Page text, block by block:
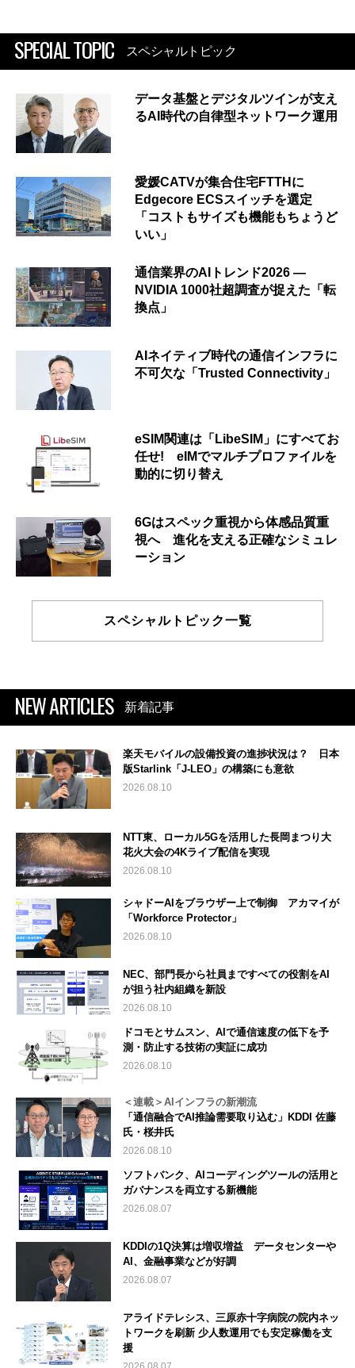
SPECIAL TOPIC スペシャルトピック
データ基盤とデジタルツインが支え
るAI時代の自律型ネットワーク運用
愛媛CATVが集合住宅FTTHに
Edgecore ECSスイッチを選定
「コストもサイズも機能もちょうど
いい」
通信業界のAIトレンド2026 ―
NVIDIA 1000社超調査が捉えた「転
換点」
AIネイティブ時代の通信インフラに
不可欠な「Trusted Connectivity」
eSIM関連は「LibeSIM」にすべてお
任せ! eIMでマルチプロファイルを
動的に切り替え
6Gはスペック重視から体感品質重
視へ 進化を支える正確なシミュレ
ーション
スペシャルトピック一覧
NEW ARTICLES 新着記事
楽天モバイルの設備投資の進捗状況は？ 日本
版Starlink「J-LEO」の構築にも意欲
2026.08.10
NTT東、ローカル5Gを活用した長岡まつり大
花火大会の4Kライブ配信を実現
2026.08.10
シャドーAIをブラウザー上で制御 アカマイが
「Workforce Protector」
2026.08.10
NEC、部門長から社員まですべての役割をAI
が担う社内組織を新設
2026.08.10
ドコモとサムスン、AIで通信速度の低下を予
測・防止する技術の実証に成功
2026.08.10
＜連載＞AIインフラの新潮流
「通信融合でAI推論需要取り込む」KDDI 佐藤
氏・桜井氏
2026.08.10
ソフトバンク、AIコーディングツールの活用と
ガバナンスを両立する新機能
2026.08.07
KDDIの1Q決算は増収増益 データセンターや
AI、金融事業などが好調
2026.08.07
アライドテレシス、三原赤十字病院の院内ネッ
トワークを刷新 少人数運用でも安定稼働を支
援